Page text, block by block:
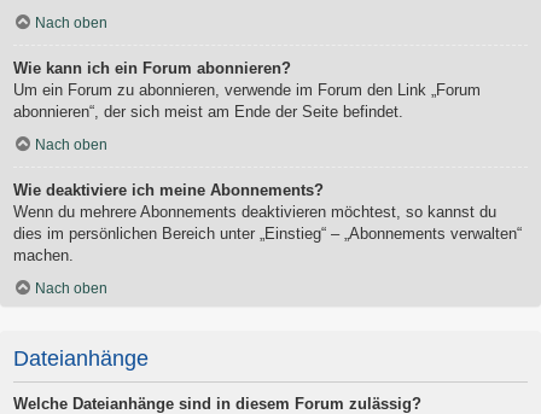
Nach oben
Wie kann ich ein Forum abonnieren?
Um ein Forum zu abonnieren, verwende im Forum den Link „Forum
abonnieren“, der sich meist am Ende der Seite befindet.
Nach oben
Wie deaktiviere ich meine Abonnements?
Wenn du mehrere Abonnements deaktivieren möchtest, so kannst du
dies im persönlichen Bereich unter „Einstieg“ – „Abonnements verwalten“
machen.
Nach oben
Dateianhänge
Welche Dateianhänge sind in diesem Forum zulässig?